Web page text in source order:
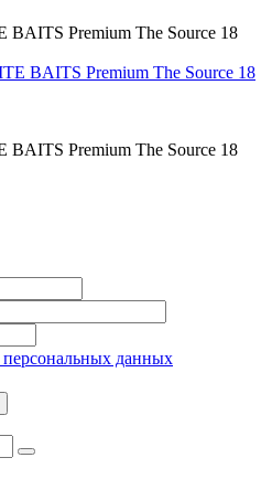
Premium The Source 18
Premium The Source 18
персональных данных